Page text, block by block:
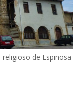
religioso de Espinosa